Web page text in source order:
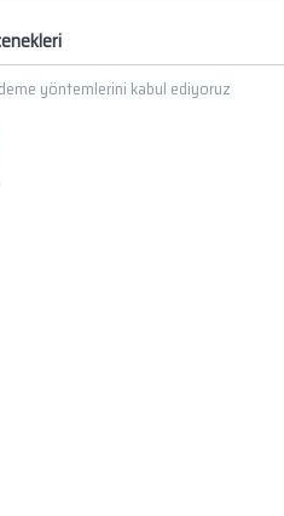
yöntemlerini kabul ediyoruz